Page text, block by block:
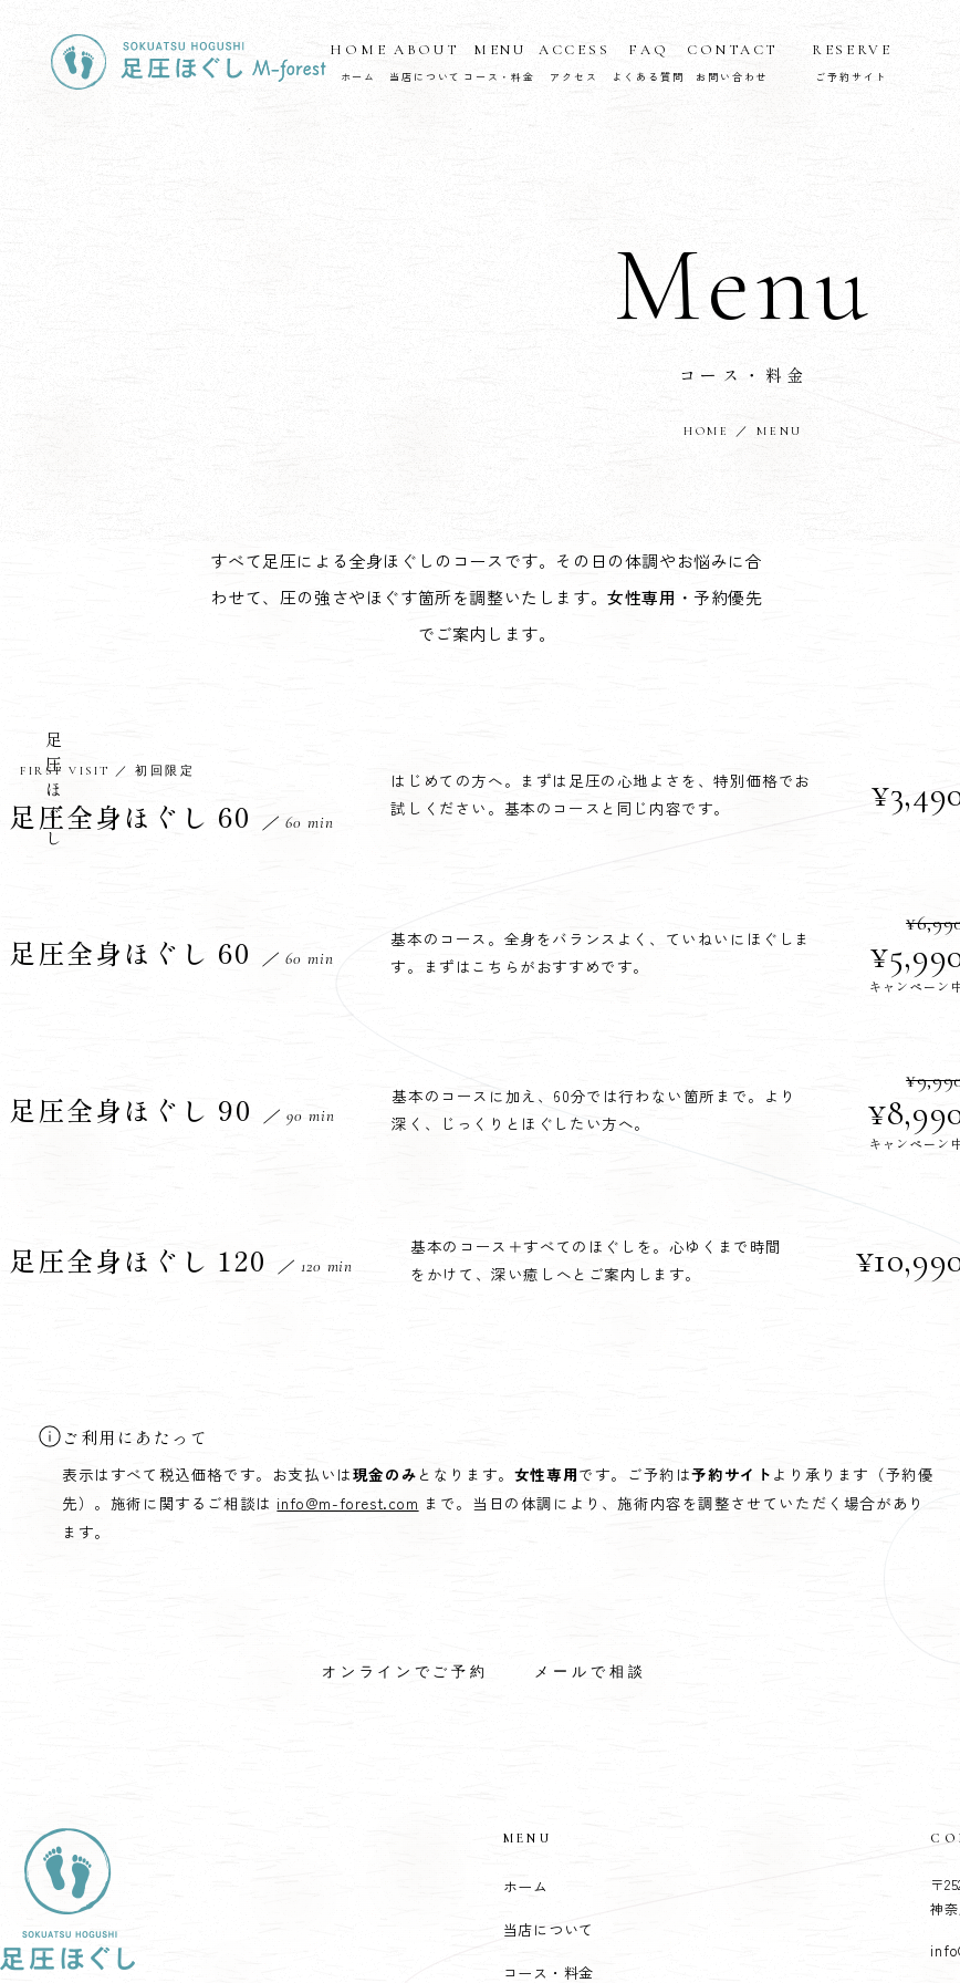
HOME
ホーム
ABOUT
当店について
MENU
コース・料金
ACCESS
アクセス
FAQ
よくある質問
CONTACT
お問い合わせ
RESERVE
ご予約サイト
Menu
コース・料金
HOME ／ MENU
足圧ほぐし
すべて足圧による全身ほぐしのコースです。その日の体調やお悩みに合
わせて、圧の強さやほぐす箇所を調整いたします。女性専用 ・予約優先
でご案内します。
FIRST VISIT ／ 初回限定
足圧全身ほぐし 60 ／ 60 min
はじめての方へ。まずは足圧の心地よさを、特別価格でお
試しください。基本のコースと同じ内容です。
足圧全身ほぐし 60 ／ 60 min
基本のコース。全身をバランスよく、ていねいにほぐしま
す。まずはこちらがおすすめです。
キャンペーン
足圧全身ほぐし 90 ／ 90 min
基本のコースに加え、60分では行わない箇所まで。より
深く、じっくりとほぐしたい方へ。
キャンペーン
足圧全身ほぐし 120 ／ 120 min
基本のコース＋すべてのほぐしを。心ゆくまで時間
をかけて、深い癒しへとご案内します。
ご利用にあたって
表示はすべて税込価格です。お支払いは現金のみ となります。 女性専用です。ご予約は予約サイト より承ります（予約優
先）。施術に関するご相談は info@m-forest.com まで。当日の体調により、施術内容を調整させていただく場合があり
ます。
オンラインでご予約 メールで相談
MENU
ホーム
当店について
コース・料金
〒
神